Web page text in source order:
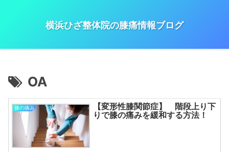
横浜ひざ整体院の膝痛情報ブログ
OA
膝の痛み
【変形性膝関節症】 階段上り下
りで膝の痛みを緩和する方法！